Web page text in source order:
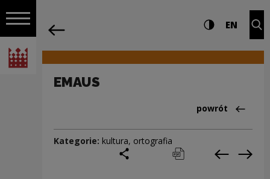
Włącz nawigację
Narodowe Centrum Kultury
Nawigacja Ustawienia i Wysoki
EN
EMAUS
Powrót
powrót
Kategorie: kultura, ortografia
podziel się
drukuj pobierz